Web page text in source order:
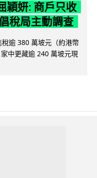
穎妍: 商戶只收
稅局主動調查
逾 380 萬坡元（約港幣
中更藏逾 240 萬坡元現